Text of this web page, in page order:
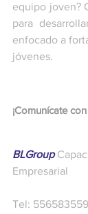
equipo joven?
para
enfocado a
jóvenes.
¡Comunícate
BLGroup
Empresarial
Tel: